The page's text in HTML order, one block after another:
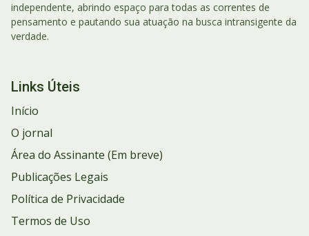
independente, abrindo espaço para todas as correntes de
pensamento e pautando sua atuação na busca intransigente da
verdade.
Links Úteis
Início
O jornal
Área do Assinante (Em breve)
Publicações Legais
Política de Privacidade
Termos de Uso